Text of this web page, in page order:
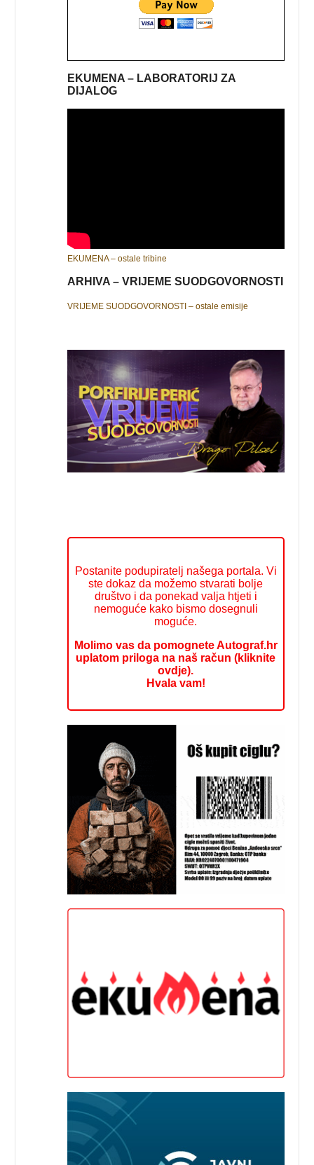
EKUMENA – LABORATORIJ ZA
DIJALOG
EKUMENA – ostale tribine
ARHIVA – VRIJEME SUODGOVORNOSTI
VRIJEME SUODGOVORNOSTI – ostale emisije
Postanite podupiratelj našega portala. Vi
ste dokaz da možemo stvarati bolje
društvo i da ponekad valja htjeti i
nemoguće kako bismo dosegnuli
moguće.
Molimo vas da pomognete Autograf.hr
uplatom priloga na naš račun (kliknite
ovdje).
Hvala vam!